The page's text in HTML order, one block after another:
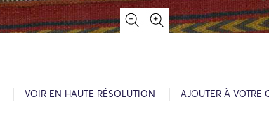
VOIR EN HAUTE RÉSOLUTION AJOUTER À VOTRE